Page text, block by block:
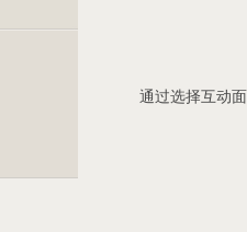
通过选择互动面